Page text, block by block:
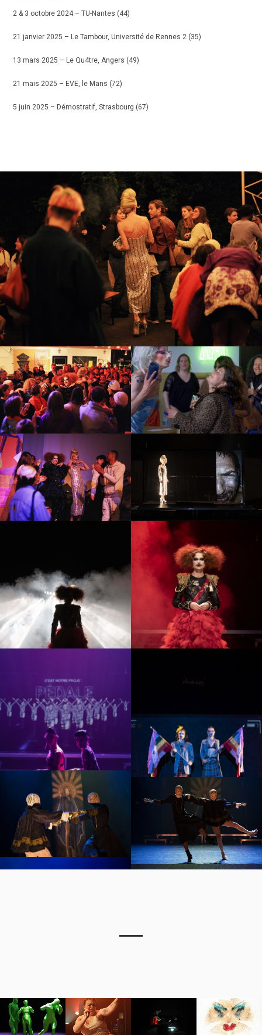
2 & 3 octobre 2024 – TU-Nantes (44)
21 janvier 2025 – Le Tambour, Université de Rennes 2 (35)
13 mars 2025 – Le Qu4tre, Angers (49)
21 mais 2025 – EVE, le Mans (72)
5 juin 2025 – Démostratif, Strasbourg (67)